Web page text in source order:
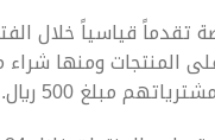
المنتجات ومنها
مبلغ 500 ريال.